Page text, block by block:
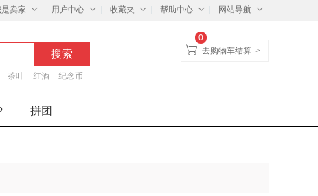
卖家 用户中心 收藏夹 帮助中心 网站导航
茶叶 红酒 纪念币
去购物车结算 >
0
拼团